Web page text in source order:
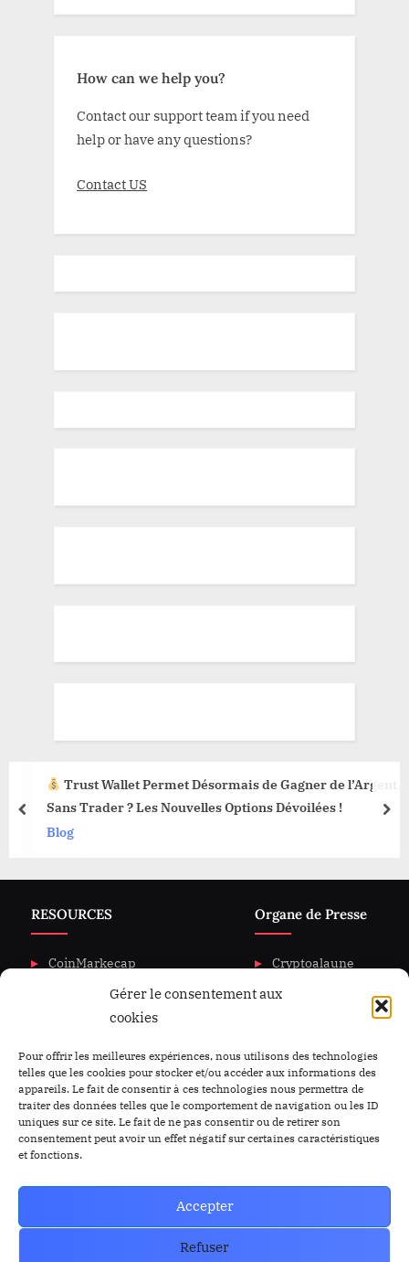
Gérer le consentement aux
cookies
Pour offrir les meilleures expériences, nous utilisons des technologies
telles que les cookies pour stocker et/ou accéder aux informations des
appareils. Le fait de consentir à ces technologies nous permettra de
traiter des données telles que le comportement de navigation ou les ID
uniques sur ce site. Le fait de ne pas consentir ou de retirer son
consentement peut avoir un effet négatif sur certaines caractéristiques
et fonctions.
Accepter
Refuser
How can we help you?
Contact our support team if you need
help or have any questions?
Contact US
Trust Wallet Permet Désormais de Gagner de l’Argent
Sans Trader ? Les Nouvelles Options Dévoilées !
Blog
prev
RESOURCES
CoinMarkecap
CoinGecKo
Intigration & API
Privacy & policy
Organe de Presse
Cryptoalaune
A propos de nous
Nous Contacter